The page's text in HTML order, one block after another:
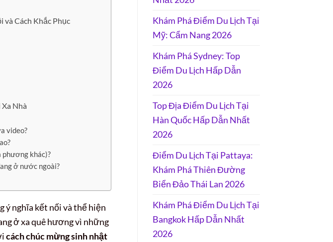
Cách Khắc Phục
Nhà
video?
phương khác)?
ở nước ngoài?
ý nghĩa kết nối và thể hiện
ở xa quê hương vì những
cách chúc mừng sinh nhật
Khám Phá Điểm Du Lịch Tại
Mỹ: Cẩm Nang 2026
Khám Phá Sydney: Top
Điểm Du Lịch Hấp Dẫn
2026
Top Địa Điểm Du Lịch Tại
Hàn Quốc Hấp Dẫn Nhất
2026
Điểm Du Lịch Tại Pattaya:
Khám Phá Thiên Đường
Biển Đảo Thái Lan 2026
Khám Phá Điểm Du Lịch Tại
Bangkok Hấp Dẫn Nhất
2026